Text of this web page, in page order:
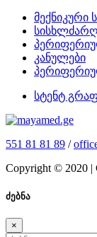
მექნიკური
კანულები
სტენტ
551 81 81 89 /
Copyright © 2020 |
ძებნა
×